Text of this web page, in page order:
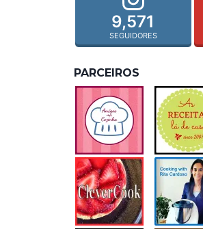
9,571
SEGUIDORES
PARCEIROS